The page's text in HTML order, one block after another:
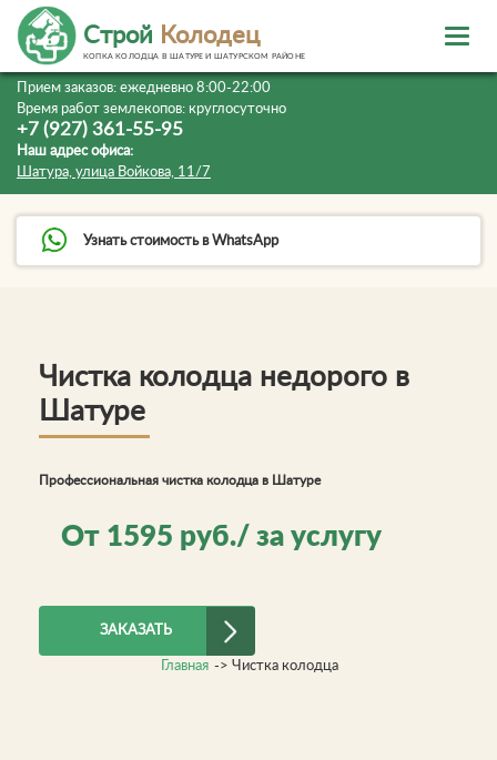
Прием заказов: ежедневно 8:00-22:00
Время работ землекопов: круглосуточно
+7 (927) 361-55-95
Наш адрес офиса:
Шатура, улица Войкова, 11/7
Узнать стоимость в WhatsApp
Строй Колодец
КОПКА КОЛОДЦА В ШАТУРЕ И ШАТУРСКОМ РАЙОНЕ
Чистка колодца недорого в
Шатуре
Профессиональная чистка колодца в Шатуре
От 1595 руб./ за услугу
ЗАКАЗАТЬ
Главная -> Чистка колодца